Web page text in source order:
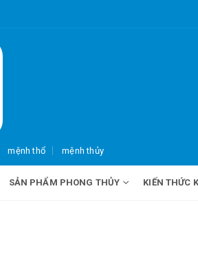
mệnh thổ mệnh thủy
SẢN PHẨM PHONG THỦY KIẾN THỨC